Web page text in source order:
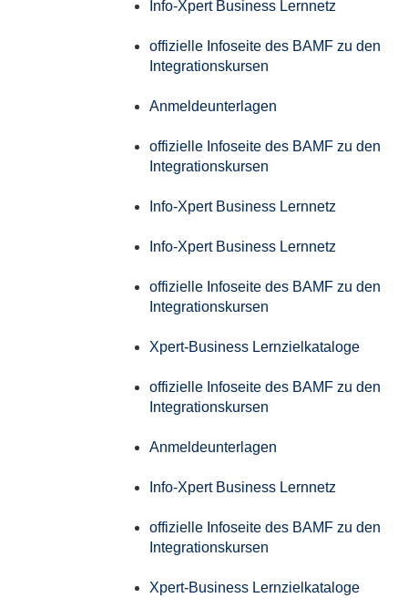
Info-Xpert Business Lernnetz
offizielle Infoseite des BAMF zu den
Integrationskursen
Anmeldeunterlagen
offizielle Infoseite des BAMF zu den
Integrationskursen
Info-Xpert Business Lernnetz
Info-Xpert Business Lernnetz
offizielle Infoseite des BAMF zu den
Integrationskursen
Xpert-Business Lernzielkataloge
offizielle Infoseite des BAMF zu den
Integrationskursen
Anmeldeunterlagen
Info-Xpert Business Lernnetz
offizielle Infoseite des BAMF zu den
Integrationskursen
Xpert-Business Lernzielkataloge